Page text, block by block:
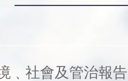
﹑社會及管治報告